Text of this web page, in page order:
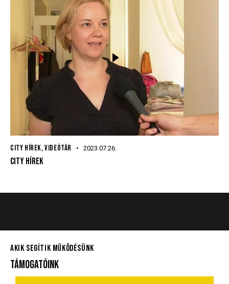
CITY HÍREK,VIDEÓTÁR 2023.07.26.
CITY HÍREK
AKIK SEGÍTIK MŰKÖDÉSÜNK
TÁMOGATÓINK